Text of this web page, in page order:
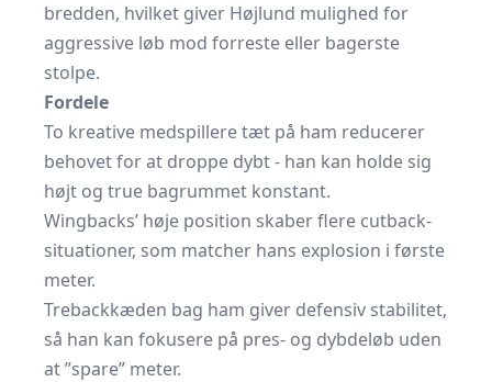
bredden, hvilket giver Højlund mulighed for
aggressive løb mod forreste eller bagerste
stolpe.
Fordele
To kreative medspillere tæt på ham reducerer
behovet for at droppe dybt - han kan holde sig
højt og true bagrummet konstant.
Wingbacks’ høje position skaber flere cutback-
situationer, som matcher hans explosion i første
meter.
Trebackkæden bag ham giver defensiv stabilitet,
så han kan fokusere på pres- og dybdeløb uden
at ”spare” meter.